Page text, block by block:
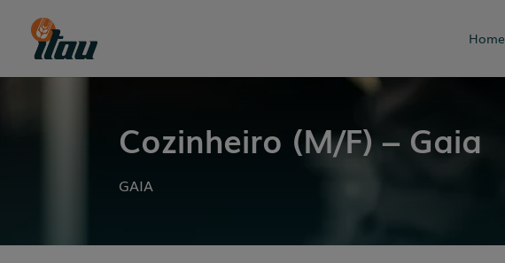
Home
Cozinheiro (M/F) – Gaia
GAIA